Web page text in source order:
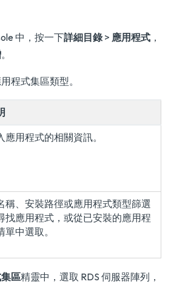
中，按一下詳細目錄> 應用程式 ，
。
程式集區類型。
應用程式的相關資訊。
稱、安裝路徑或應用程式類型篩選
找應用程式，或從已安裝的應用程
單中選取。
區精靈中，選取 RDS 伺服器陣列，